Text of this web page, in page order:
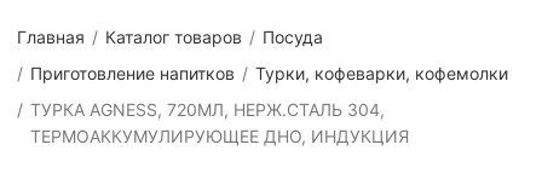
Главная Каталог товаров
Посуда
Приготовление напитков
Турки, кофеварки, кофемолки
ТУРКА AGNESS, 720МЛ, НЕРЖ.СТАЛЬ 304,
ТЕРМОАККУМУЛИРУЮЩЕЕ ДНО, ИНДУКЦИЯ